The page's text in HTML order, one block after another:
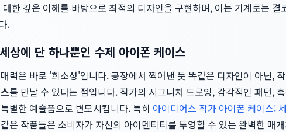
한 깊은 이해를 바탕으로 최적의 디자인을 구현하며, 이는 기계로는 결
.
상에 단 하나뿐인 수제 아이폰 케이스
력은 바로 '희소성'입니다. 공장에서 찍어낸 듯 똑같은 디자인이 아닌,
를 만날 수 있다는 점입니다. 작가의 시그니처 드로잉, 감각적인 패턴,
별한 예술품으로 변모시킵니다. 특히 아이디어스 작가 아이폰 케이스:
은 작품들은 소비자가 자신의 아이덴티티를 투영할 수 있는 완벽한 매